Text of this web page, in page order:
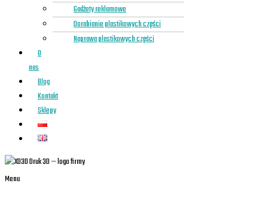
Gadżety reklamowe
Dorabianie plastikowych części
Naprawa plastikowych części
O
nas
Blog
Kontakt
Sklepy
Menu